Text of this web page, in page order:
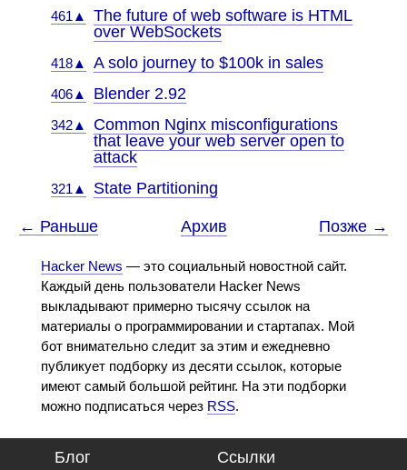
461▲
The future of web software is HTML
over WebSockets
418▲ A solo journey to $100k in sales
406▲ Blender 2.92
342▲
Common Nginx misconfigurations
that leave your web server open to
attack
321▲ State Partitioning
← Раньше Архив Позже →
Hacker News — это социальный новостной сайт.
Каждый день пользователи Hacker News
выкладывают примерно тысячу ссылок на
материалы о программировании и стартапах. Мой
бот внимательно следит за этим и ежедневно
публикует подборку из десяти ссылок, которые
имеют самый большой рейтинг. На эти подборки
можно подписаться через RSS.
Блог Ссылки